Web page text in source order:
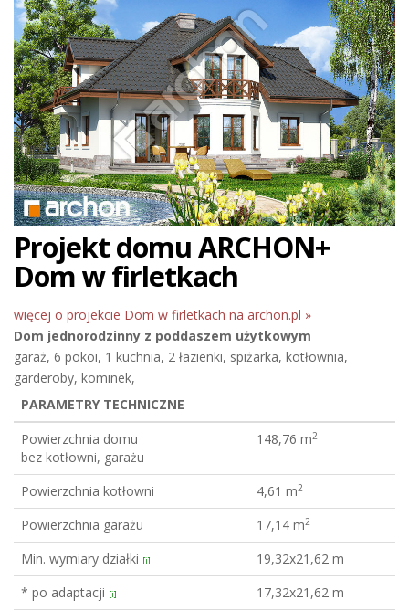
Projekt domu ARCHON+
Dom w firletkach
więcej o projekcie Dom w firletkach na archon.pl »
Dom jednorodzinny z poddaszem użytkowym
garaż, 6 pokoi, 1 kuchnia, 2 łazienki, spiżarka, kotłownia,
garderoby, kominek,
PARAMETRY TECHNICZNE
Powierzchnia domu
bez kotłowni, garażu
148,76 m2
Powierzchnia kotłowni 4,61 m2
Powierzchnia garażu 17,14 m2
Min. wymiary działki [i]
19,32x21,62 m
* po adaptacji [i]
17,32x21,62 m